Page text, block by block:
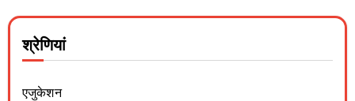
श्रेणियां
एजुकेशन